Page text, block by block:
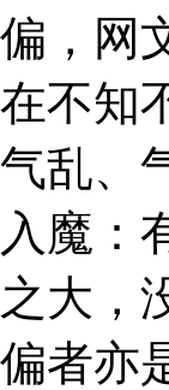
偏，网
在不知
气乱、
入魔：
之大，
偏者亦